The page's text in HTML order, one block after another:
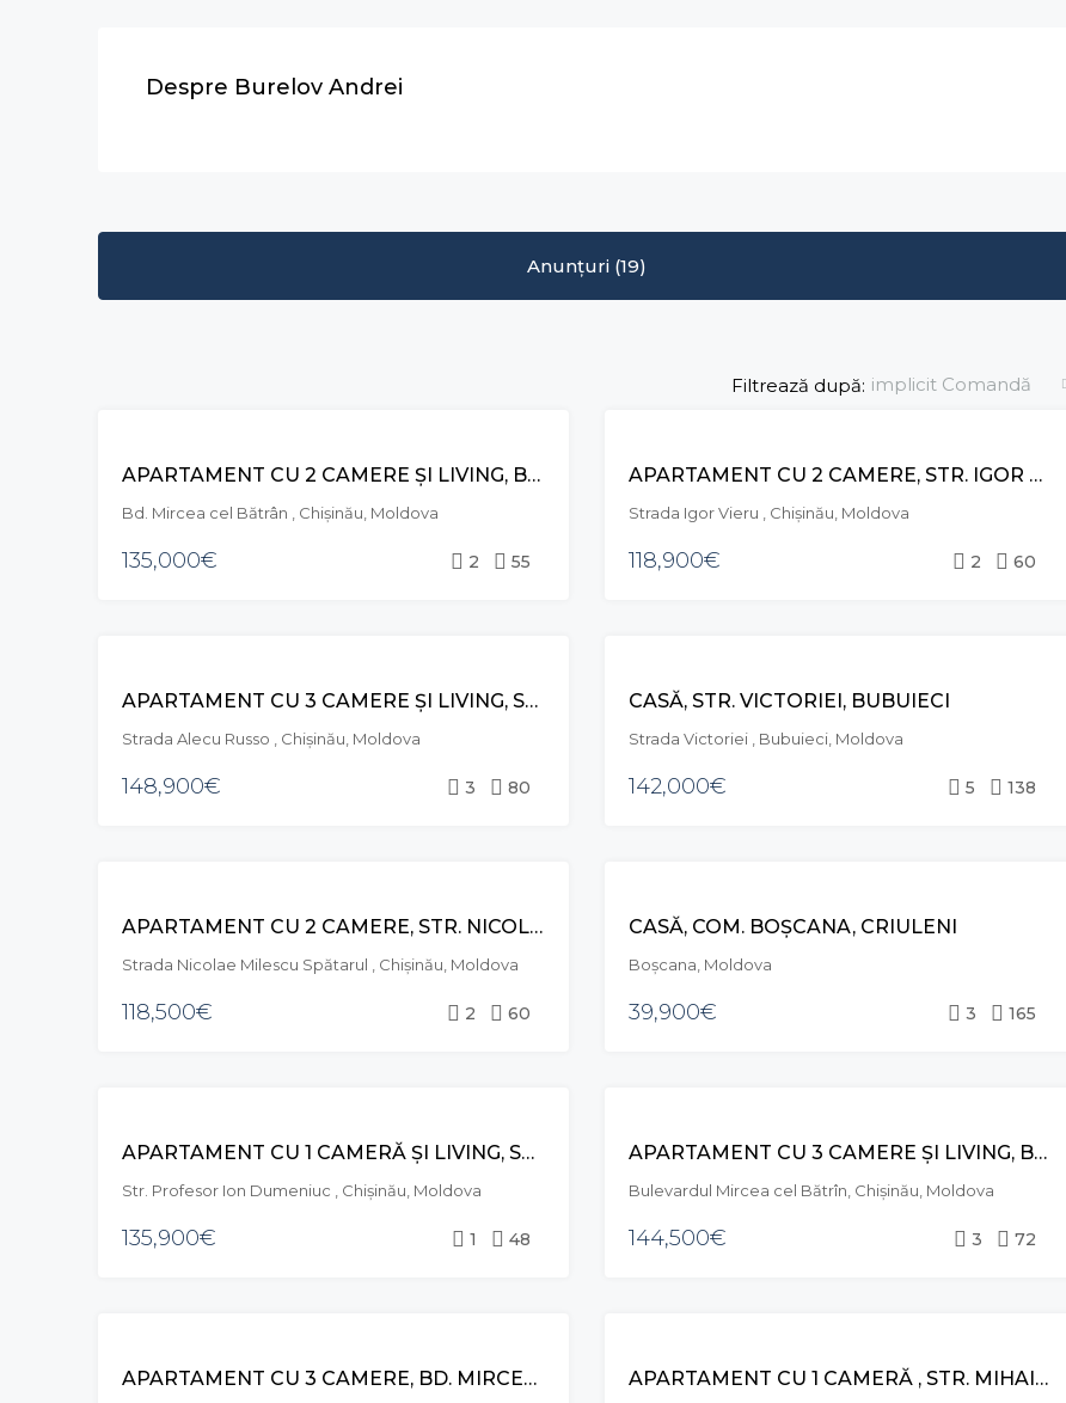
Despre Burelov Andrei
Anunțuri (19)
Filtrează după: implicit Comandă
APARTAMENT CU 2 CAMERE ȘI LIVING, BD. MIRCEA CEL BĂTRÂN, CIOCANA
Bd. Mircea cel Bătrân , Chișinău, Moldova
135,000€ 2 55
APARTAMENT CU 2 CAMERE, STR. IGOR VIERU, CIOCANA
Strada Igor Vieru , Chișinău, Moldova
118,900€ 2 60
APARTAMENT CU 3 CAMERE ȘI LIVING, STR. ALECU RUSSO, CIOCANA
Strada Alecu Russo , Chișinău, Moldova
148,900€ 3 80
EXCLUSIVE
CASĂ, STR. VICTORIEI, BUBUIECI
Strada Victoriei , Bubuieci, Moldova
142,000€ 5 138
APARTAMENT CU 2 CAMERE, STR. NICOLAE MILESCU SPĂTARUL, CIOCANA
Strada Nicolae Milescu Spătarul , Chișinău, Moldova
118,500€ 2 60
EXCLUSIVE
CASĂ, COM. BOȘCANA, CRIULENI
Boșcana, Moldova
39,900€ 3 165
APARTAMENT CU 1 CAMERĂ ȘI LIVING, STR. PROFESOR ION DUMENIUC, CIOCANA
Str. Profesor Ion Dumeniuc , Chișinău, Moldova
135,900€ 1 48
APARTAMENT CU 3 CAMERE ȘI LIVING, BD. MIRCEA CEL BĂTRÂN, CIOCANA
Bulevardul Mircea cel Bătrîn, Chișinău, Moldova
144,500€ 3 72
EXCLUSIVE
APARTAMENT CU 3 CAMERE, BD. MIRCEA CEL BĂTRÂN, CIOCANA APARTAMENT CU 1 CAMERĂ , STR. MIHAIL SADOVEANU, CIOCANA